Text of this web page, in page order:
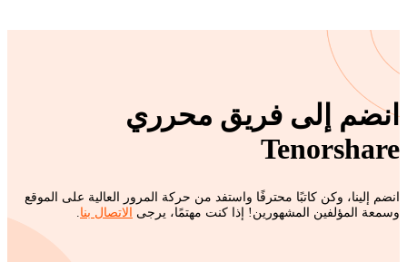
انضم إلى فريق محرري
Tenorshare
انضم إلينا، وكن كاتبًا محترفًا واستفد من حركة المرور العالية على الموقع
وسمعة المؤلفين المشهورين! إذا كنت مهتمًا، يرجى
الاتصال بنا.